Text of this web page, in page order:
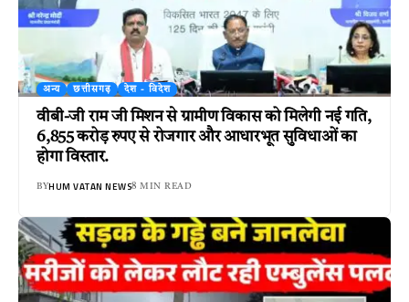
अन्य छत्तीसगढ़ देश - विदेश
वीबी-जी राम जी मिशन से ग्रामीण विकास को मिलेगी नई गति,
6,855 करोड़ रुपए से रोजगार और आधारभूत सुविधाओं का
होगा विस्तार.
BYHUM VATAN NEWS8 MIN READ